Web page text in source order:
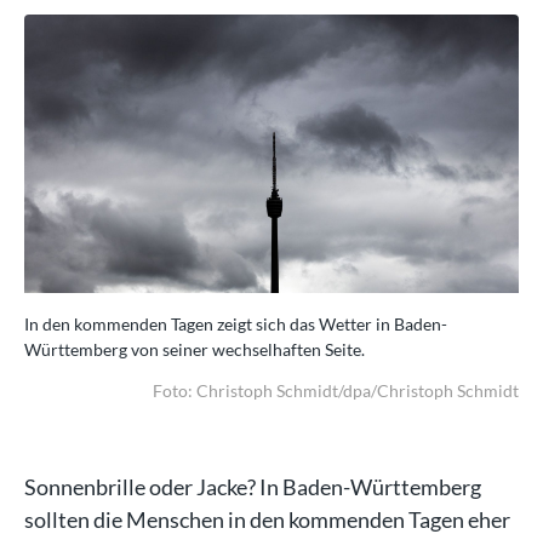
In den kommenden Tagen zeigt sich das Wetter in Baden-
Württemberg von seiner wechselhaften Seite.
Foto: Christoph Schmidt/dpa/Christoph Schmidt
Sonnenbrille oder Jacke? In Baden-Württemberg
sollten die Menschen in den kommenden Tagen eher